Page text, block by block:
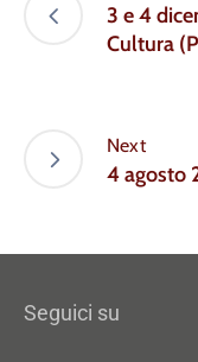
3 e 4
Cultura
Next
4 agosto
Seguici su